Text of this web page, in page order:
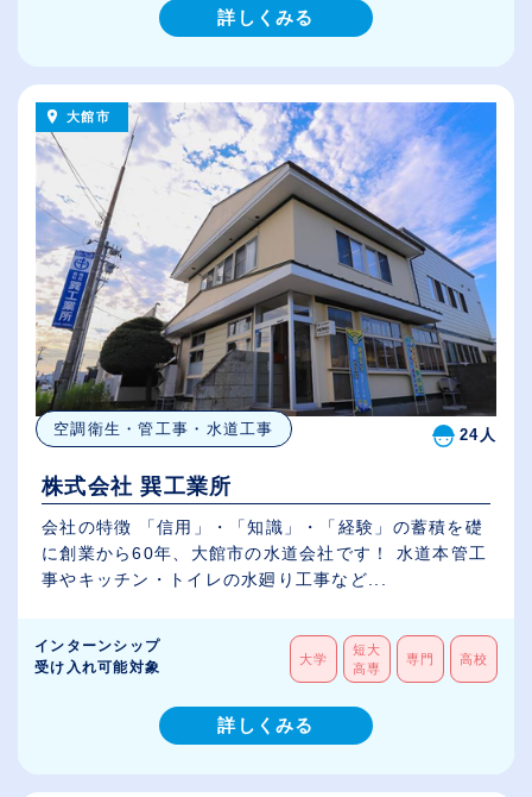
詳しくみる
大館市
空調衛生・管工事・水道工事 24人
株式会社 巽工業所
会社の特徴 「信用」・「知識」・「経験」の蓄積を礎
に創業から60年、大館市の水道会社です！ 水道本管工
事やキッチン・トイレの水廻り工事など...
インターンシップ
受け入れ可能対象
大学
短大
高専
専門 高校
詳しくみる